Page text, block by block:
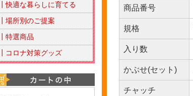
┃快適な暮らしに育てる
┃場所別のご提案
┃特選商品
┃コロナ対策グッズ
商品番号
規格
入り数
かぶせ(セット)
チャッチ